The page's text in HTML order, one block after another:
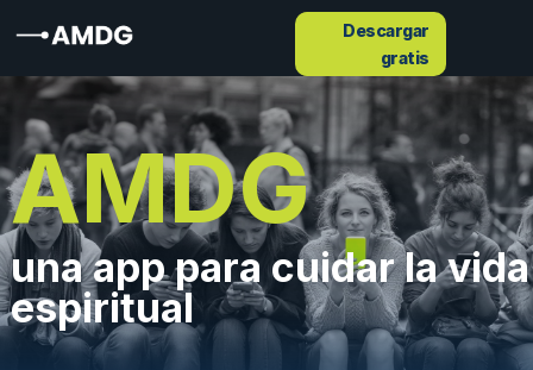
Descargar
gratis
AMDG
una app para cuidar la vida
espiritual